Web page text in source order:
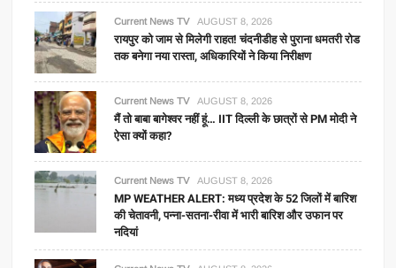
Current News TV AUGUST 8, 2026
रायपुर को जाम से मिलेगी राहत! चंदनीडीह से पुराना धमतरी रोड
तक बनेगा नया रास्ता, अधिकारियों ने किया निरीक्षण
Current News TV AUGUST 8, 2026
मैं तो बाबा बागेश्वर नहीं हूं… IIT दिल्ली के छात्रों से PM मोदी ने
ऐसा क्यों कहा?
Current News TV AUGUST 8, 2026
MP WEATHER ALERT: मध्य प्रदेश के 52 जिलों में बारिश
की चेतावनी, पन्ना-सतना-रीवा में भारी बारिश और उफान पर
नदियां